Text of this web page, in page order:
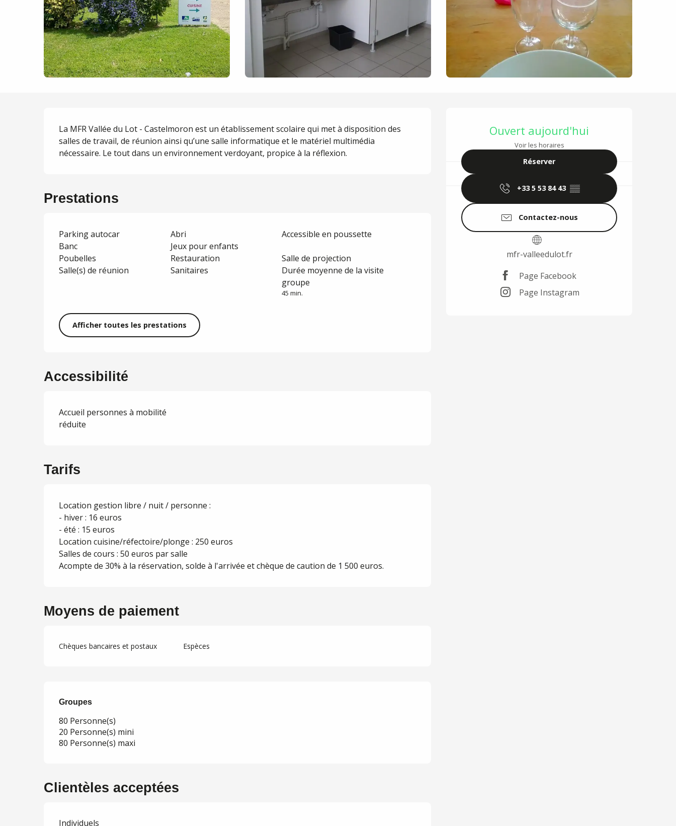
Ouverture et
Ouvert aujourd'hui
Voir les horaires
Réserver
+33 5 53 84 43 ▒▒
Contactez-nous
mfr-valleedulot.fr
Page Facebook
Page Instagram
Description
La MFR Vallée du Lot - Castelmoron est un établissement scolaire qui met à disposition des
salles de travail, de réunion ainsi qu’une salle informatique et le matériel multimédia
nécessaire. Le tout dans un environnement verdoyant, propice à la réflexion.
Prestations
Parking autocar Abri
Accessible en poussette
Banc
Jeux pour enfants
Poubelles
Restauration
Salle de projection
Salle(s) de réunion
Sanitaires
Durée moyenne de la visite
groupe
45 min.
Afficher toutes les prestations
Accessibilité
Accueil personnes à mobilité
réduite
Tarifs
Location gestion libre / nuit / personne :
- hiver : 16 euros
- été : 15 euros
Location cuisine/réfectoire/plonge : 250 euros
Salles de cours : 50 euros par salle
Acompte de 30% à la réservation, solde à l'arrivée et chèque de caution de 1 500 euros.
Moyens de paiement
Chèques bancaires et postaux Espèces
Groupes
Groupes
80 Personne(s)
20 Personne(s) mini
80 Personne(s) maxi
Clientèles acceptées
Individuels